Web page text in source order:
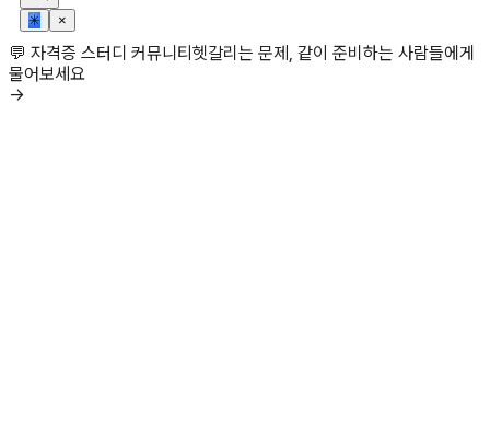
✳ ×
💬 자격증 스터디 커뮤니티헷갈리는 문제, 같이 준비하는 사람들에게
물어보세요
→